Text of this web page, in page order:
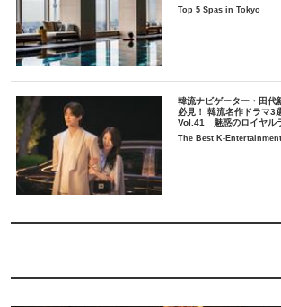
Top 5 Spas in Tokyo
韓流ナビゲーター・田代
必見！ 韓流名作ドラマ3
Vol.41 魅惑のロイヤル
The Best K-Entertainment